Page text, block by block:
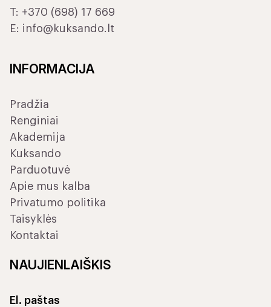
T: +370 (698) 17 669
E: info@kuksando.lt
INFORMACIJA
Pradžia
Renginiai
Akademija
Kuksando
Parduotuvė
Apie mus kalba
Privatumo politika
Taisyklės
Kontaktai
NAUJIENLAIŠKIS
El. paštas